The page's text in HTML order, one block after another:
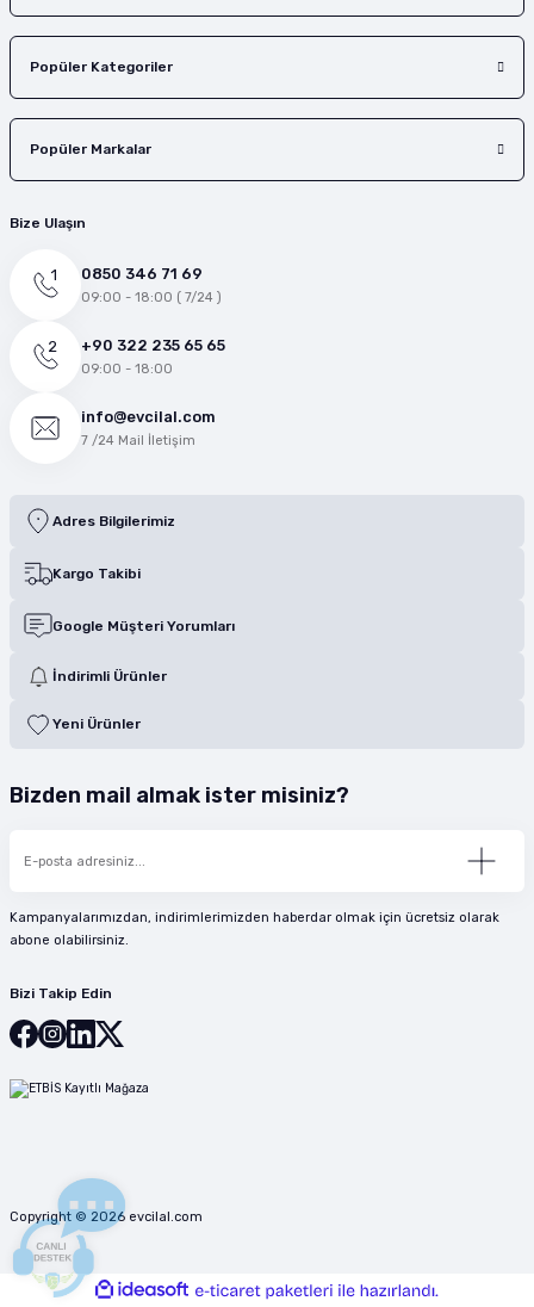
Popüler Kategoriler
Popüler Markalar
Bize Ulaşın
0850 346 71 69
09:00 - 18:00 ( 7/24 )
+90 322 235 65 65
09:00 - 18:00
info@evcilal.com
7 /24 Mail İletişim
Adres Bilgilerimiz
Kargo Takibi
Google Müşteri Yorumları
İndirimli Ürünler
Yeni Ürünler
Bizden mail almak ister misiniz?
Kampanyalarımızdan, indirimlerimizden haberdar olmak için ücretsiz olarak
abone olabilirsiniz.
Bizi Takip Edin
Copyright © 2026 evcilal.com
ideasoft
e-